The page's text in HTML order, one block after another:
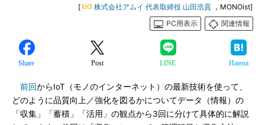
[ 株式会社アムイ 代表取締役 山田浩貢 ，MONOist]
PC用表示
関連情報
Share Post LINE Hatena
前回からIoT（モノのインターネット）の最新技術を使って、
どのように品質向上／強化を図るかについてデータ（情報）の
「収集」「蓄積」「活用」の観点から3回に分けて具体的に解説